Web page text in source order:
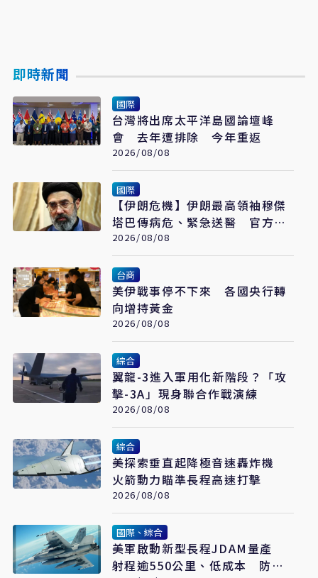
即時新聞
國際
台灣將出席太平洋島國論壇峰
會 去年遭排除 今年重返
2026/08/08
國際
【伊朗危機】伊朗最高領袖穆傑
塔巴傳病危、緊急送醫 官方未
證實
2026/08/08
台商
美伊戰事停不下來 各國央行轉
向增持黃金
2026/08/08
綜合
翼龍-3進入軍用化新階段？「攻
擊-3A」現身聯合作戰演練
2026/08/08
綜合
美探索垂直起降極音速轟炸機
火箭動力瞄準長程高速打擊
2026/08/08
國際、綜合
美軍啟動新型長程JDAM量產
射程逾550公里、低成本 防區